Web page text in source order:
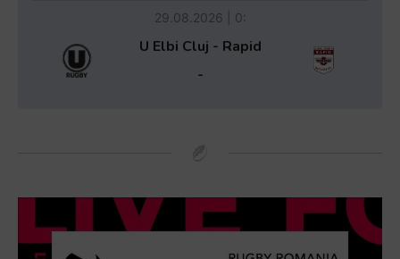
29.08.2026 | 0:
U Elbi Cluj - Rapid
-